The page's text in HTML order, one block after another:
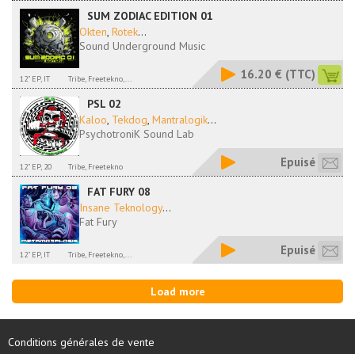
SUM ZODIAC EDITION 01
Okten, Rotek...
Sound Underground Music
12" EP, IT Tribe, Freetekno,... 16.20 € (TTC)
PSL 02
Kaloo, Tekdog, Mantralogik...
PsychotroniK Sound Lab
12" EP, 20 Tribe, Freetekno Epuisé
FAT FURY 08
Insane Teknology...
Fat Fury
12" EP, IT Tribe, Freetekno,... Epuisé
Load more
Conditions générales de vente